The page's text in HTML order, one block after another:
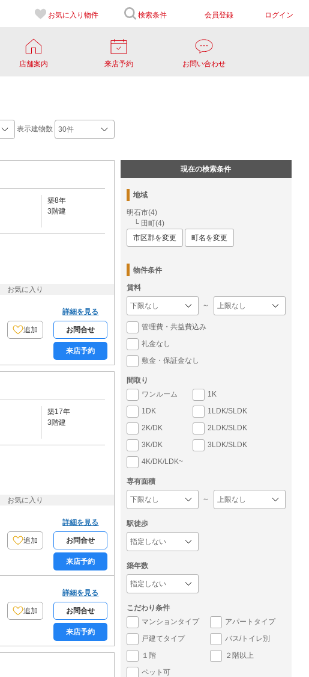
お気に入り 物件 検索条件 会員登録 ログイン
店舗案内 来店予約 お問い合わせ
表示建物数
現在の検索条件
地域
明石市(4)
└ 田町(4)
市区郡を変更
町名を変更
物件条件
賃料
～
管理費・共益費込み
礼金なし
敷金・保証金なし
間取り
ワンルーム
1K
1DK
1LDK/SLDK
2K/DK
2LDK/SLDK
3K/DK
3LDK/SLDK
4K/DK/LDK~
専有面積
～
駅徒歩
築年数
こだわり条件
マンションタイプ
アパートタイプ
戸建てタイプ
バス/トイレ別
１階
２階以上
ペット可
築8年
3階建
お気に入り
追加
詳細を見る
お問合せ
来店予約
築17年
3階建
お気に入り
追加
詳細を見る
お問合せ
来店予約
追加
詳細を見る
お問合せ
来店予約